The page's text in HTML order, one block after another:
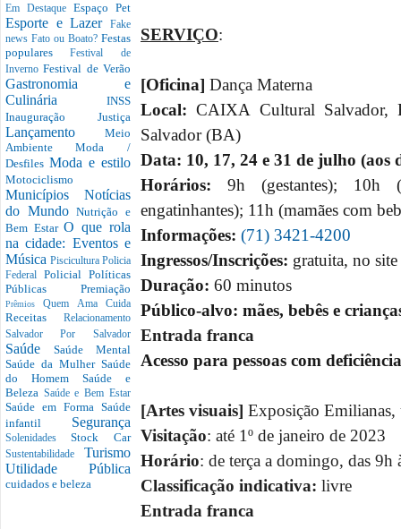
Em Destaque Espaço Pet
Esporte e Lazer
Fake
news Fato ou Boato? Festas
popularesFestival de
InvernoFestival de Verão
Gastronomia e
Culinária INSS
Inauguração Justiça
Lançamento Meio
AmbienteModa /
Desfiles Moda e estilo
Motociclismo
Municípios Notícias
do MundoNutrição e
Bem EstarO que rola
na cidade: Eventos e
Música Piscicultura Policia
Federal Policial Políticas
Públicas Premiação
PrêmiosQuem Ama Cuida
Receitas Relacionamento
Salvador Por Salvador
Saúde Saúde Mental
Saúde da Mulher Saúde
do Homem Saúde e
Beleza Saúde e Bem Estar
Saúde em Forma Saúde
infantil Segurança
SolenidadesStock Car
Sustentabilidade Turismo
Utilidade Pública
cuidados e beleza
SERVIÇO:
[Oficina] Dança Materna
Local:CAIXA Cultural Salvador,
Salvador (BA)
Data: 10, 17, 24 e 31 de julho (aos
Horários: 9h (gestantes);
engatinhantes); 11h (mamães com
Informações: (71) 3421-4200
Ingressos/Inscrições: gratuita, no site
Duração: 60 minutos
Público-alvo: mães, bebês e
Entrada franca
Acesso para pessoas com deficiência
[Artes visuais] Exposição
Visitação: até 1º de janeiro de 2023
Horário: de terça a domingo, das 9h
Classificação indicativa: livre
Entrada franca